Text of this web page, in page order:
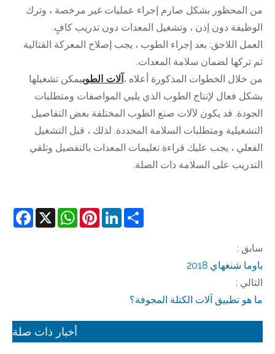
من المحظور بشكل صارم إجراء عمليات غير مرخصة ، وترك
الوظيفة دون إذن ، وتشغيل المعدات دون تدريب كافٍ.
العمل اللاحق: بعد إجراء الطوب ، يجب إصلاح المعركة القتالية
ثم تركها لضمان سلامة المعدات.
من خلال الخطوات المذكورة أعلاه ،آلات الطوبيمكن تشغيلها
بشكل فعال لإنتاج الطوب الذي يلبي المواصفات ومتطلبات
الجودة. قد يكون لآلات صنع الطوب المختلفة بعض التفاصيل
التشغيلية ومتطلبات السلامة المحددة. لذلك ، قبل التشغيل
الفعلي ، يجب عليك قراءة تعليمات المعدات بالتفصيل وتلقي
التدريب على السلامة ذات الصلة.
X
WhatsAppPinterestLinkedInShare
سابق :
باوما شنغهاي 2018
التالي :
ما هو تطبيق آلات الكتلة المجوفة؟
أخبار ذات صلة